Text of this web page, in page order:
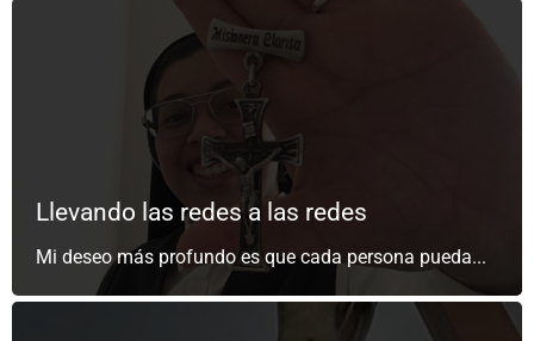
Llevando las redes a las redes
Mi deseo más profundo es que cada persona pueda...